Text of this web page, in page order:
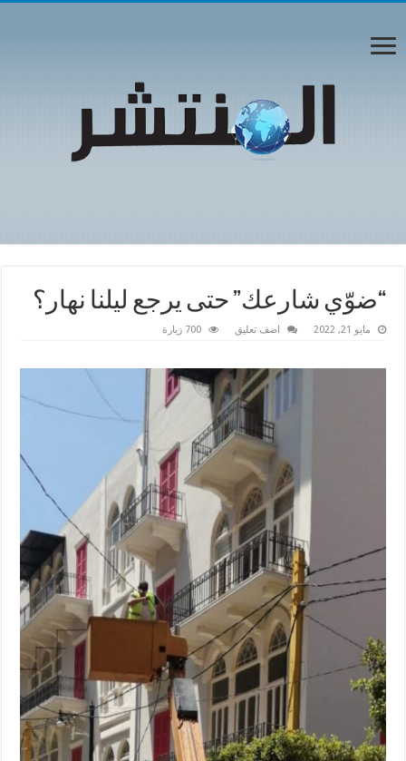
“ضوّي شارعك” حتى يرجع ليلنا نهار؟
مايو 21, 2022 اضف تعليق 700 زيارة